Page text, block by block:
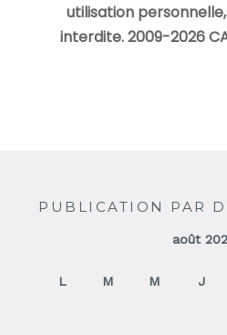
utilisation
interdite. 2009-2026 CA
PUBLICATION PAR
août
L M M J